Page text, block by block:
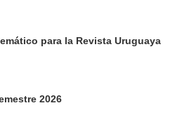
para la Revista Uruguaya
2026